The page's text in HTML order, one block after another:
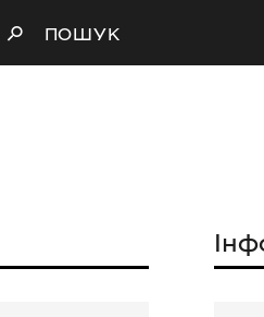
ПОШУК